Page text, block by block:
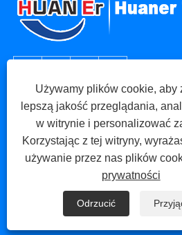
Prawa autorskie © 2023 Xiamen Huaner
maszyn CNC, Części do obróbki CNC,
Sitemap RSS XML Polityka
Używamy plików cookie, aby
lepszą jakość przeglądania,
w witrynie i personalizować
Korzystając z tej witryny,
używanie przez nas plików
prywatności
Odrzucić